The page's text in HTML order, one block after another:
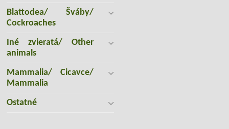
Blattodea/ Šváby/
Cockroaches
Iné zvieratá/ Other
animals
Mammalia/ Cicavce/
Mammalia
Ostatné